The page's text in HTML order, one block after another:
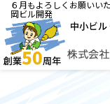
６月もよろしくお願い
岡ビル開発